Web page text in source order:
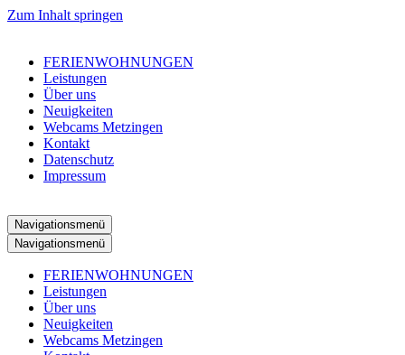
Zum Inhalt springen
FERIENWOHNUNGEN
Leistungen
Über uns
Neuigkeiten
Webcams Metzingen
Kontakt
Datenschutz
Impressum
Navigationsmenü
Navigationsmenü
FERIENWOHNUNGEN
Leistungen
Über uns
Neuigkeiten
Webcams Metzingen